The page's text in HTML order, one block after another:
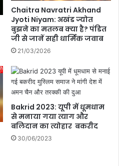
Chaitra Navratri Akhand
Jyoti Niyam: अखंड ज्योत
बुझने का मतलब क्या है? पंडित
जी से जानें सही धार्मिक जवाब
21/03/2026
Bakrid 2023: यूपी में धूमधाम
से मनाया गया त्याग और
बलिदान का त्योहार बकरीद
30/06/2023